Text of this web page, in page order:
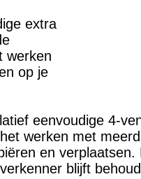
extra
werken
op je
eenvoudige 4-
werken met
en
blijft